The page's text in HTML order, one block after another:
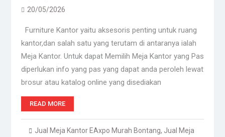
20/05/2026
Furniture Kantor yaitu aksesoris penting untuk ruang
kantor,dan salah satu yang terutam di antaranya ialah
Meja Kantor. Untuk dapat Memilih Meja Kantor yang Pas
diperlukan info yang pas yang dapat anda peroleh lewat
brosur atau katalog online yang disediakan
READ MORE
Jual Meja Kantor EAxpo Murah Bontang, Jual Meja